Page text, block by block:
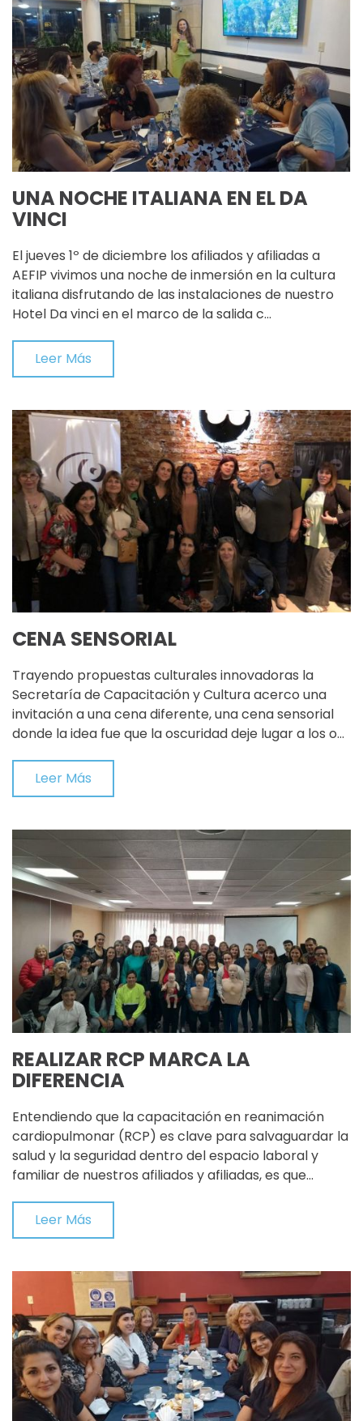
UNA NOCHE ITALIANA EN EL DA
VINCI
El jueves 1º de diciembre los afiliados y afiliadas a
AEFIP vivimos una noche de inmersión en la cultura
italiana disfrutando de las instalaciones de nuestro
Hotel Da vinci en el marco de la salida c…
Leer Más
CENA SENSORIAL
Trayendo propuestas culturales innovadoras la
Secretaría de Capacitación y Cultura acerco una
invitación a una cena diferente, una cena sensorial
donde la idea fue que la oscuridad deje lugar a los o…
Leer Más
REALIZAR RCP MARCA LA
DIFERENCIA
Entendiendo que la capacitación en reanimación
cardiopulmonar (RCP) es clave para salvaguardar la
salud y la seguridad dentro del espacio laboral y
familiar de nuestros afiliados y afiliadas, es que…
Leer Más